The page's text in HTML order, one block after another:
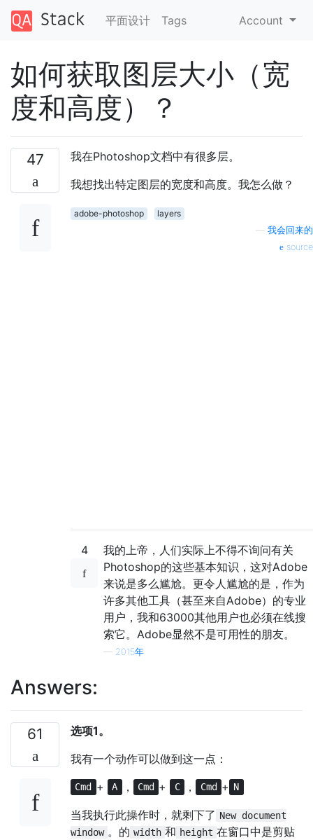
平面设计 Tags Account
如何获取图层大小（宽
度和高度）？
47
我在Photoshop文档中有很多层。
我想找出特定图层的宽度和高度。我怎么做？
adobe-photoshop
layers
我会回来的
source
4
我的上帝，人们实际上不得不询问有关
Photoshop的这些基本知识，这对Adobe
来说是多么尴尬。更令人尴尬的是，作为
许多其他工具（甚至来自Adobe）的专业
用户，我和63000其他用户也必须在线搜
索它。Adobe显然不是可用性的朋友。
— 2015年
Answers:
61
选项1。
我有一个动作可以做到这一点：
Cmd + A ， Cmd + C ， Cmd + N
当我执行此操作时，就剩下了 New document
window 。的 width 和 height 在窗口中是剪贴